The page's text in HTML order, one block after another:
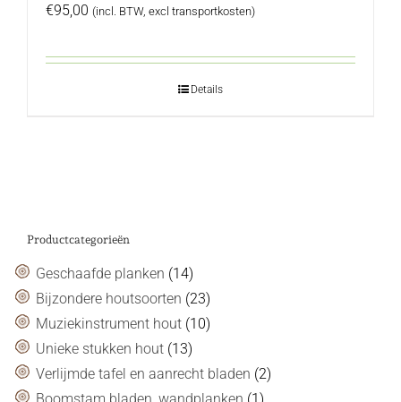
€95,00 (incl. BTW, excl transportkosten)
Details
Productcategorieën
Geschaafde planken (14)
Bijzondere houtsoorten (23)
Muziekinstrument hout (10)
Unieke stukken hout (13)
Verlijmde tafel en aanrecht bladen (2)